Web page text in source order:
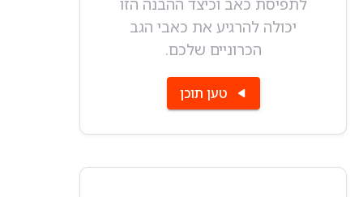
יכולה להרגיע את כאבי הגב
הכרוניים שלכם.
טען תוכן